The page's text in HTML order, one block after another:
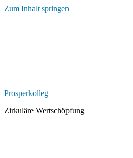
Zum Inhalt springen
Prosperkolleg
Zirkuläre Wertschöpfung